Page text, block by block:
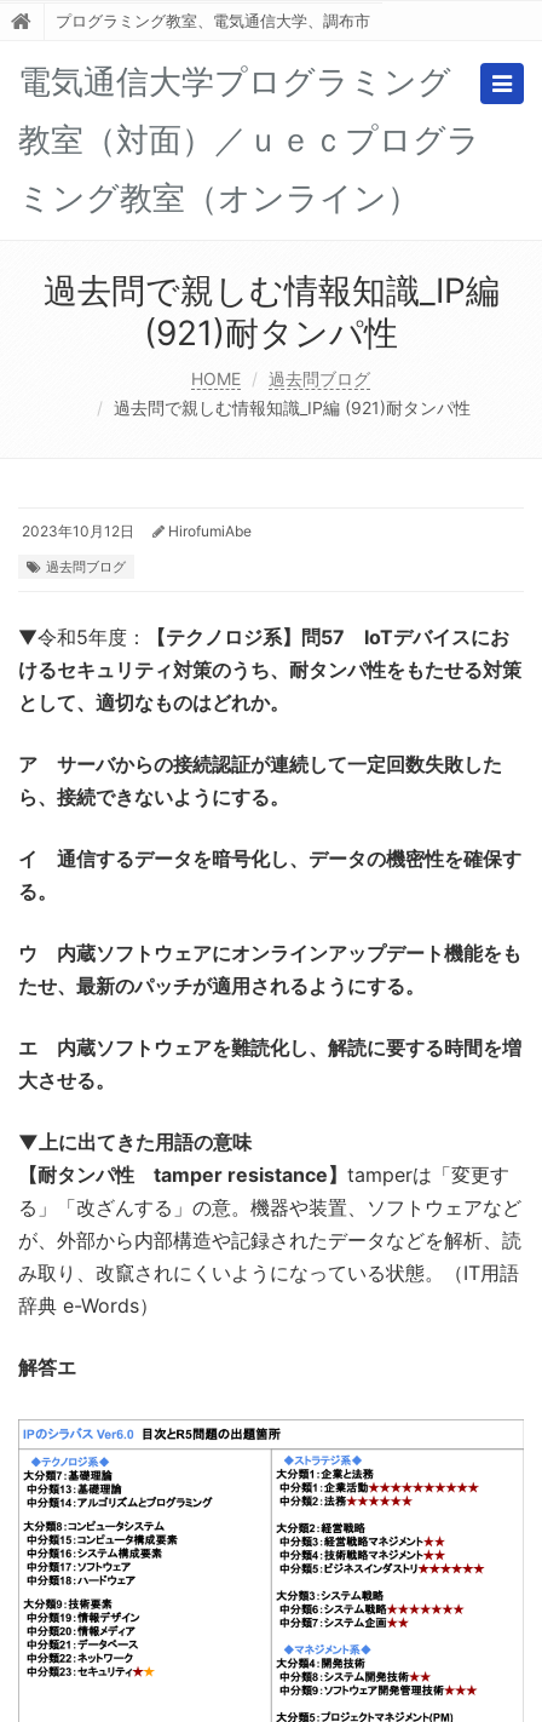
プログラミング教室、電気通信大学、調布市
電気通信大学プログラミング
教室（対面）／ｕｅｃプログラ
ミング教室（オンライン）
過去問で親しむ情報知識_IP編
(921)耐タンパ性
HOME
過去問ブログ
過去問で親しむ情報知識_IP編 (921)耐タンパ性
2023年10月12日 HirofumiAbe
過去問ブログ
▼令和5年度：
【テクノロジ系】問57 IoTデバイスにお
けるセキュリティ対策のうち、耐タンパ性をもたせる対策
として、適切なものはどれか。
ア サーバからの接続認証が連続して一定回数失敗した
ら、接続できないようにする。
イ 通信するデータを暗号化し、データの機密性を確保す
る。
ウ 内蔵ソフトウェアにオンラインアップデート機能をも
たせ、最新のパッチが適用されるようにする。
エ 内蔵ソフトウェアを難読化し、解読に要する時間を増
大させる。
▼上に出てきた用語の意味
【耐タンパ性 tamper resistance】 tamperは「変更す
る」「改ざんする」の意。機器や装置、ソフトウェアなど
が、外部から内部構造や記録されたデータなどを解析、読
み取り、改竄されにくいようになっている状態。（IT用語
辞典 e-Words）
解答エ